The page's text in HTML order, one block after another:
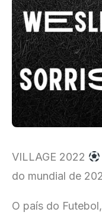
VILLAGE 2022
do mundial de
O país do